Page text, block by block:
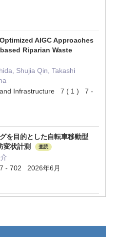
AIGC Approaches
Riparian Waste
Shujia Qin, Takashi
and Infrastructure 7 ( 1 ) 7 -
を目的とした自転車移動型
変状計測
査読
- 702 2026年6月